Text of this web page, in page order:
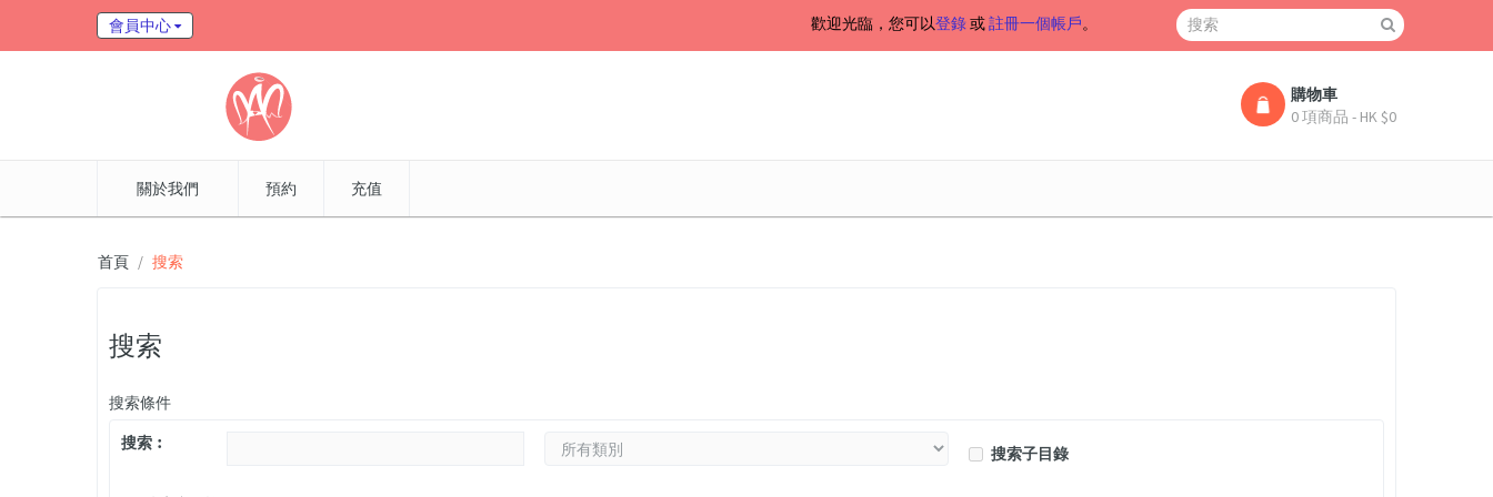
會員中心 歡迎光臨，您可以登錄或註冊一個帳戶。
購物車
0 項商品 - HK $0
關於我們 預約 充值
首頁 搜索
搜索
搜索條件
搜索︰
搜索子目錄